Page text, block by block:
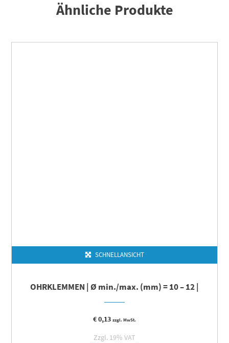
Ähnliche Produkte
SCHNELLANSICHT
OHRKLEMMEN | Ø min./max. (mm) = 10 – 12 |
€0,13 zzgl. MwSt.
Zzgl. 19% VAT